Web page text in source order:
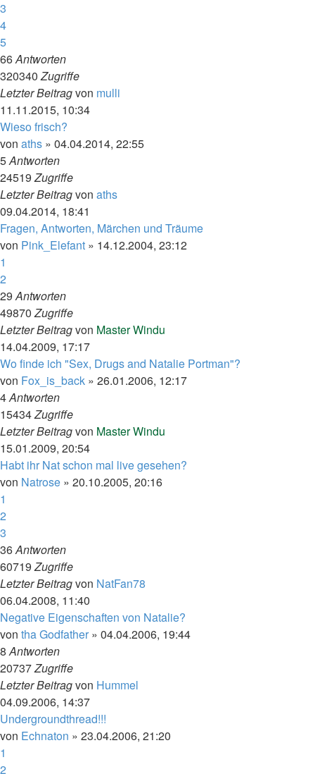
3
4
5
66Antworten
320340Zugriffe
Letzter Beitragvon mulli
11.11.2015, 10:34
Wieso frisch?
von aths » 04.04.2014, 22:55
5Antworten
24519Zugriffe
Letzter Beitragvon aths
09.04.2014, 18:41
Fragen, Antworten, Märchen und Träume
von Pink_Elefant » 14.12.2004, 23:12
1
2
29Antworten
49870Zugriffe
Letzter Beitragvon Master Windu
14.04.2009, 17:17
Wo finde ich "Sex, Drugs and Natalie Portman"?
von Fox_is_back » 26.01.2006, 12:17
4Antworten
15434Zugriffe
Letzter Beitragvon Master Windu
15.01.2009, 20:54
Habt ihr Nat schon mal live gesehen?
von Natrose » 20.10.2005, 20:16
1
2
3
36Antworten
60719Zugriffe
Letzter Beitragvon NatFan78
06.04.2008, 11:40
Negative Eigenschaften von Natalie?
von tha Godfather » 04.04.2006, 19:44
8Antworten
20737Zugriffe
Letzter Beitragvon Hummel
04.09.2006, 14:37
Undergroundthread!!!
von Echnaton » 23.04.2006, 21:20
1
2